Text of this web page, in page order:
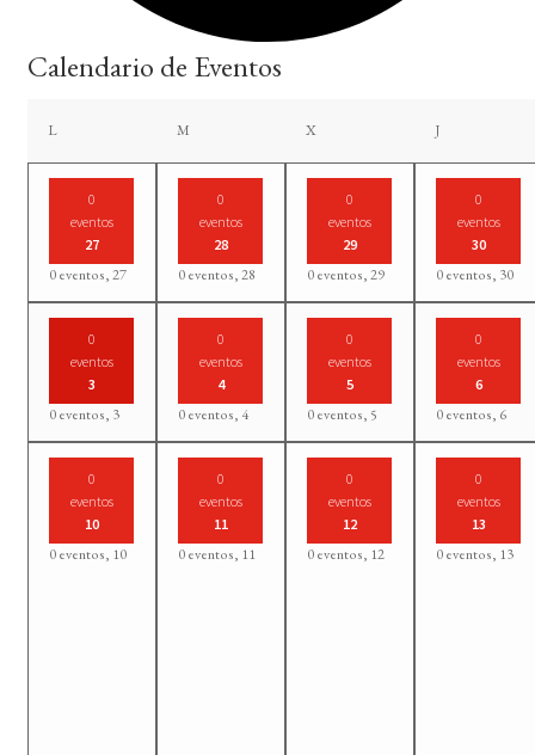
Calendario de Eventos
Llunes Mmartes Xmiércoles Jjueves
0
eventos
27
0 eventos,27
0
eventos
28
0 eventos,28
0
eventos
29
0 eventos,29
0
eventos
30
0 eventos, 30
0
eventos
3
0 eventos, 3
0
eventos
4
0 eventos, 4
0
eventos
5
0 eventos,5
0
eventos
6
0 eventos, 6
0
eventos
10
0 eventos, 10
0
eventos
11
0 eventos, 11
0
eventos
12
0 eventos, 12
0
eventos
13
0 eventos, 13